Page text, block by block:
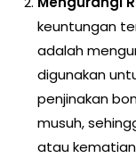
keuntungan
adalah
digunakan
penjinakan
musuh,
atau